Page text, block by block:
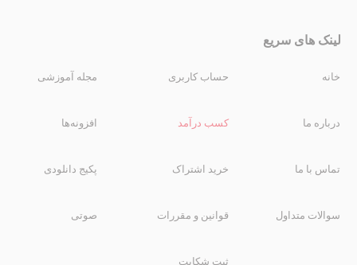
لینک های سریع
خانه
درباره ما
تماس با ما
سوالات متداول
حساب کاربری
کسب درآمد
خرید اشتراک
قوانین و مقررات
ثبت شکایت
مجله آموزشی
افزونه‌ها
پکیج دانلودی
صوتی